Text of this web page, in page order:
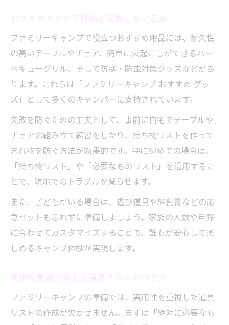
ファミリーキャンプで役立つおすすめ用品には、耐久性
の高いテーブルやチェア、簡単に火起こしができるバー
ベキューグリル、そして防寒・防虫対策グッズなどがあ
ります。これらは「ファミリーキャンプ おすすめ グッ
ズ」として多くのキャンパーに支持されています。
失敗を防ぐための工夫として、事前に自宅でテーブルや
チェアの組み立て練習をしたり、持ち物リストを作って
忘れ物を防ぐ方法が効果的です。特に初めての場合は、
「持ち物リスト」や「必要なものリスト」を活用するこ
とで、現地でのトラブルを減らせます。
また、子どもがいる場合は、遊び道具や絆創膏などの応
急セットも忘れずに準備しましょう。家族の人数や年齢
に合わせてカスタマイズすることで、誰もが安心して楽
しめるキャンプ体験が実現します。
ファミリーキャンプの準備では、実用性を重視した道具
リストの作成が欠かせません。まずは「絶対に必要なも